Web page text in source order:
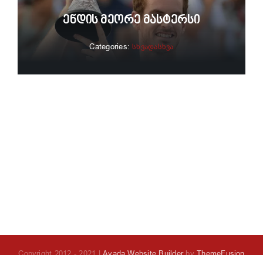
Ენდის Მეორე Მასტერსი
Categories:სხვადასხვა